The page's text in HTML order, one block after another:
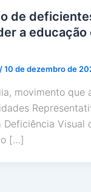
de
a educação
/10 de dezembro de
movimento que
Deficiência Visual
[…]